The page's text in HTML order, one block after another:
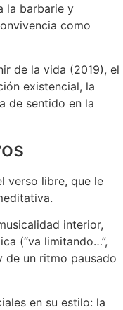
la barbarie y
como
de la vida (2019), el
existencial, la
de sentido en la
verso libre, que le
interior,
(“va limitando…”,
de un ritmo pausado
en su estilo: la